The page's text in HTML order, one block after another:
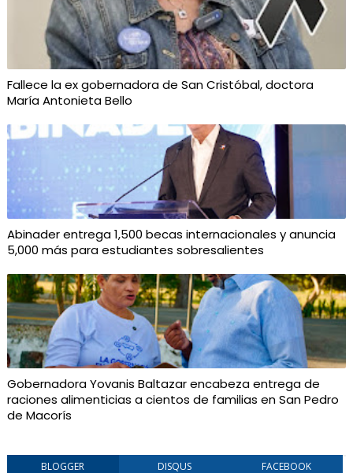
Fallece la ex gobernadora de San Cristóbal, doctora
María Antonieta Bello
Abinader entrega 1,500 becas internacionales y anuncia
5,000 más para estudiantes sobresalientes
Gobernadora Yovanis Baltazar encabeza entrega de
raciones alimenticias a cientos de familias en San Pedro
de Macorís
BLOGGER DISQUS FACEBOOK